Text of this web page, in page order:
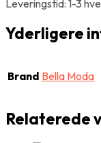
Leveringstid: 1-3
Yderligere
Brand Bella Moda
Relaterede